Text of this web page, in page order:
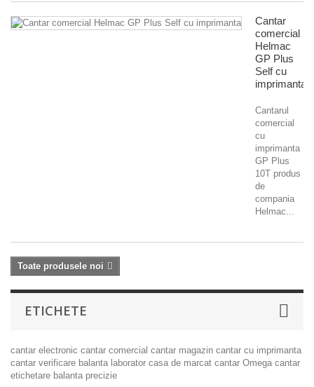
Cantar
comercial
Helmac
GP Plus
Self cu
imprimanta
Cantarul
comercial
cu
imprimanta
GP Plus
10T produs
de
compania
Helmac...
Toate produsele noi
ETICHETE
cantar electronic cantar comercial cantar magazin cantar cu imprimanta
cantar verificare balanta laborator casa de marcat cantar Omega cantar
etichetare balanta precizie